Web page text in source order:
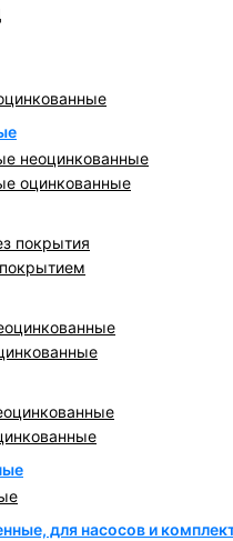
неоцинкованные
оцинкованные
покрытия
для насосов и